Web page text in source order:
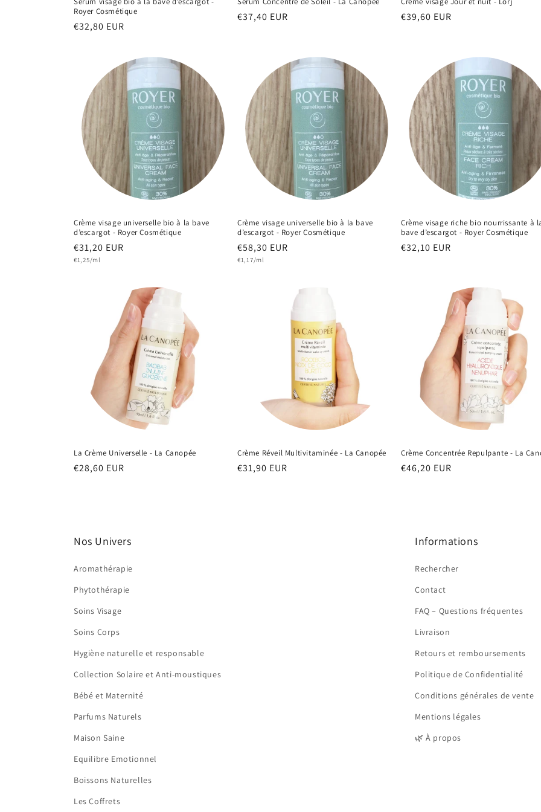
Royer Cosmétique
Prix
€32,80 EUR
Prix
€37,40 EUR
Prix
€39,60 EUR
Crème visage universelle bio à la bave
d’escargot - Royer Cosmétique
Prix
habituel
€31,20 EUR
Prix
€1,25/ml
Crème visage universelle bio à la bave
d’escargot - Royer Cosmétique
Prix
habituel
€58,30 EUR
Prix
€1,17/ml
Crème visage riche bio nourrissante à
bave d’escargot - Royer Cosmétique
Prix
€32,10 EUR
La Crème Universelle - La Canopée
Prix
€28,60 EUR
Crème Réveil Multivitaminée - La Canopée
Prix
€31,90 EUR
Crème Concentrée Repulpante - La
Prix
€46,20 EUR
Nos Univers
Aromathérapie
Phytothérapie
Soins Visage
Soins Corps
Hygiène naturelle et responsable
Collection Solaire et Anti-moustiques
Bébé et Maternité
Parfums Naturels
Maison Saine
Equilibre Emotionnel
Boissons Naturelles
Les Coffrets
Informations
Rechercher
Contact
FAQ – Questions fréquentes
Livraison
Retours et remboursements
Politique de Confidentialité
Conditions générales de vente
Mentions légales
🌿 À propos